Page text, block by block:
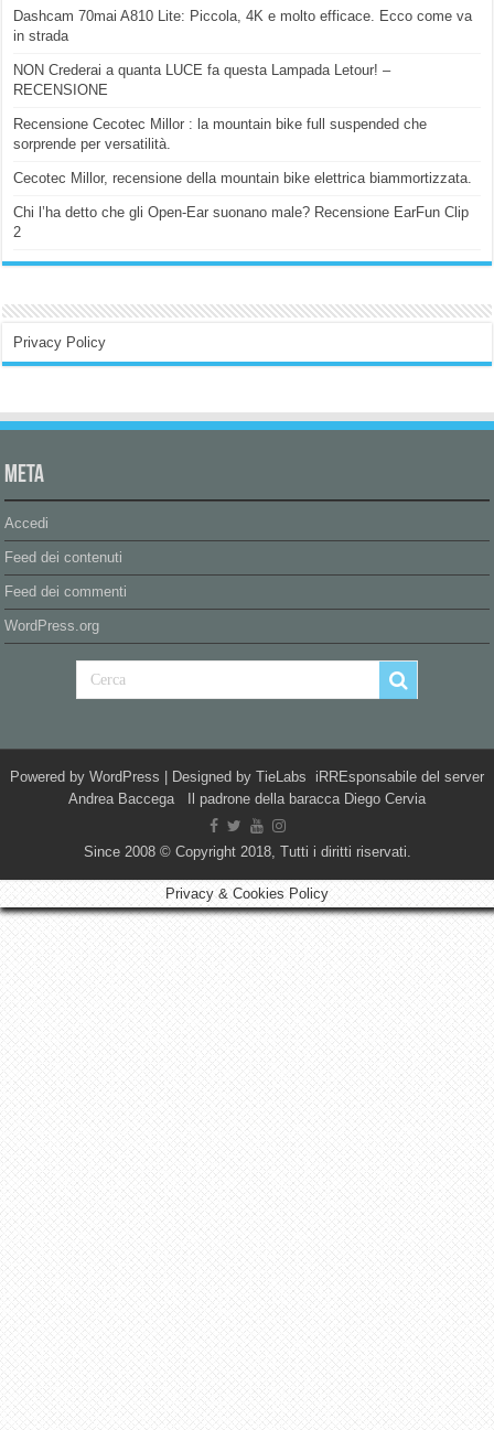
Dashcam 70mai A810 Lite: Piccola, 4K e molto efficace. Ecco come va
in strada
NON Crederai a quanta LUCE fa questa Lampada Letour! –
RECENSIONE
Recensione Cecotec Millor : la mountain bike full suspended che
sorprende per versatilità.
Cecotec Millor, recensione della mountain bike elettrica biammortizzata.
Chi l’ha detto che gli Open-Ear suonano male? Recensione EarFun Clip
2
Privacy Policy
Meta
Accedi
Feed dei contenuti
Feed dei commenti
WordPress.org
Powered by WordPress | Designed by TieLabs iRREsponsabile del server
Andrea Baccega Il padrone della baracca Diego Cervia
Since 2008 © Copyright 2018, Tutti i diritti riservati.
Privacy & Cookies Policy